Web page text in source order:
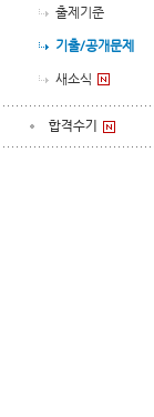
출제기준
기출/공개문제
새소식
합격수기